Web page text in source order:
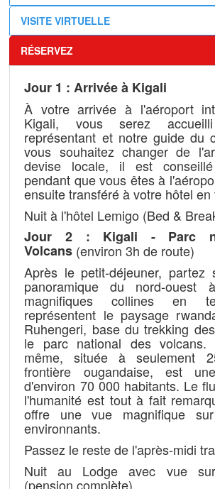
VISITE VIRTUELLE
RÉSERVEZ
Jour 1 : Arrivée à Kigali
À votre arrivée à l'aéroport
Kigali, vous serez
représentant et notre guide du
vous souhaitez changer de
devise locale, il est
pendant que vous êtes à
ensuite transféré à votre hôtel en
Nuit à l'hôtel Lemigo (Bed &
Jour 2 : Kigali - Parc
Volcans (environ 3h de route)
Après le petit-déjeuner, partez
panoramique du nord-ouest
magnifiques collines en
représentent le paysage
Ruhengeri, base du trekking
le parc national des
même, située à seulement
frontière ougandaise, est
d'environ 70 000 habitants. Le
l'humanité est tout à fait
offre une vue magnifique
environnants.
Passez le reste de l'après-midi
Nuit au Lodge avec vue
(pension complète)